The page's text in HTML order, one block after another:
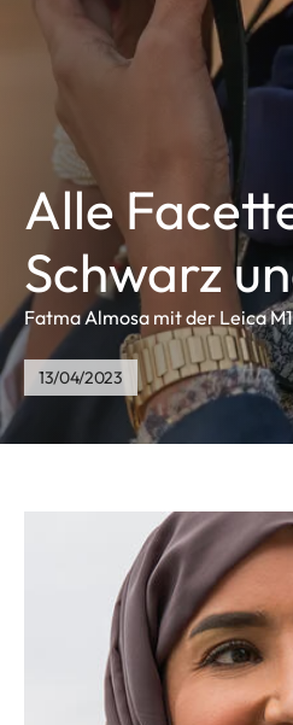
Alle
Schwarz
Fatma Almosa mit der Leica
13/04/2023